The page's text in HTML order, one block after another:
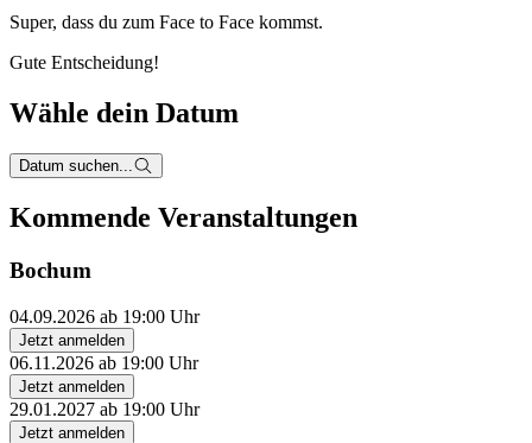
Super, dass du zum Face to Face kommst.
Gute Entscheidung!
Wähle dein Datum
Datum suchen...
Kommende Veranstaltungen
Bochum
04.09.2026 ab 19:00 Uhr
Jetzt anmelden
06.11.2026 ab 19:00 Uhr
Jetzt anmelden
29.01.2027 ab 19:00 Uhr
Jetzt anmelden